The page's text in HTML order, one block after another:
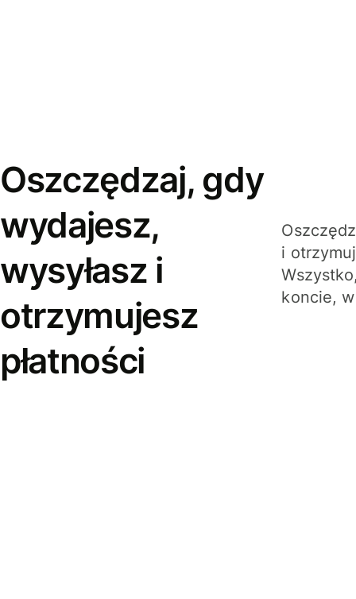
Oszczędzaj, gdy
wydajesz,
wysyłasz i
otrzymujesz
płatności
i
koncie,